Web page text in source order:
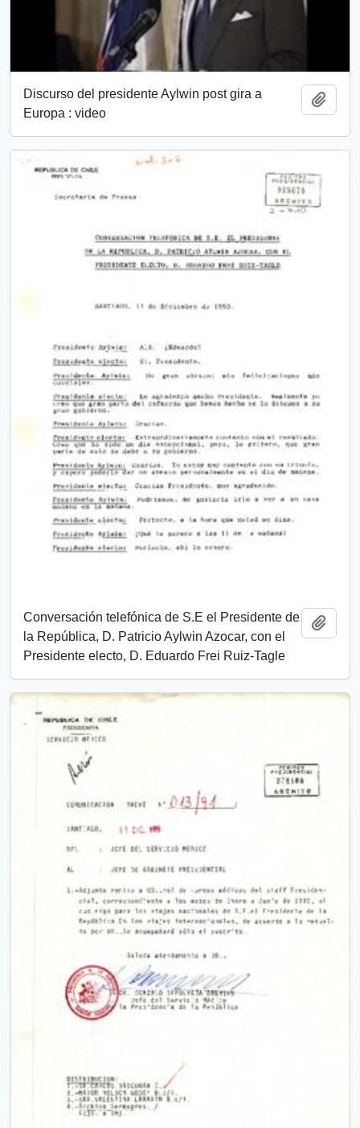
Discurso del presidente Aylwin post gira a
Europa : video
Conversación telefónica de S.E el Presidente de
la República, D. Patricio Aylwin Azocar, con el
Presidente electo, D. Eduardo Frei Ruiz-Tagle